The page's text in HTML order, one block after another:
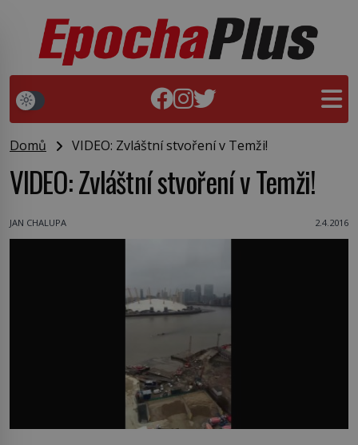
Domů VIDEO: Zvláštní stvoření v Temži!
VIDEO: Zvláštní stvoření v Temži!
JAN CHALUPA 2.4.2016